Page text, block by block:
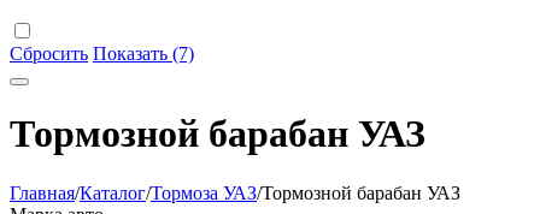
Сбросить Показать (7)
Тормозной барабан УАЗ
Главная/Каталог/Тормоза УАЗ/Тормозной барабан УАЗ